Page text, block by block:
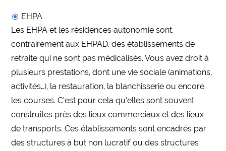
EHPA
Les EHPA et les résidences autonomie sont,
contrairement aux EHPAD, des établissements de
retraite qui ne sont pas médicalisés. Vous avez droit à
plusieurs prestations, dont une vie sociale (animations,
activités…), la restauration, la blanchisserie ou encore
les courses. C’est pour cela qu’elles sont souvent
construites près des lieux commerciaux et des lieux
de transports. Ces établissements sont encadrés par
des structures à but non lucratif ou des structures